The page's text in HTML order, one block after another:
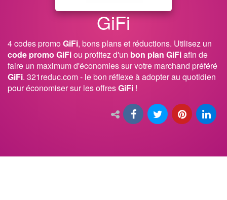
GiFi
4 codes promoGiFi, bons plans et réductions. Utilisez un
code promo GiFiou profitez d'un bon plan GiFiafin de
faire un maximum d'économies sur votre marchand préféré
GiFi. 321reduc.com - le bon réflexe à adopter au quotidien
pour économiser sur les offresGiFi !